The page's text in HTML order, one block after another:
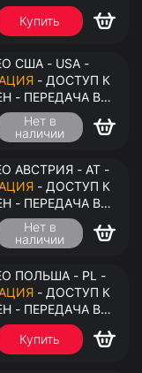
Купить
США - USA -
- ДОСТУП К
- ПЕРЕДАЧА В
Нет в
наличии
АВСТРИЯ - AT -
- ДОСТУП К
- ПЕРЕДАЧА В
Нет в
наличии
ПОЛЬША - PL -
- ДОСТУП К
- ПЕРЕДАЧА В
Купить